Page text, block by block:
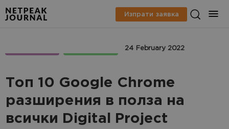
Изпрати заявка
24 February 2022
Топ 10 Google Chrome
разширения в полза на
всички Digital Project